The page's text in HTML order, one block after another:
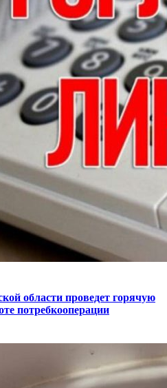
области проведет горячую
потребкооперации